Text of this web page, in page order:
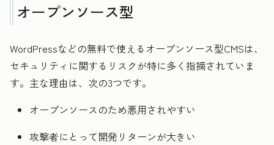
オープンソース型
WordPressなどの無料で使えるオープンソース型CMSは、
セキュリティに関するリスクが特に多く指摘されていま
す。主な理由は、次の3つです。
オープンソースのため悪用されやすい
攻撃者にとって開発リターンが大きい